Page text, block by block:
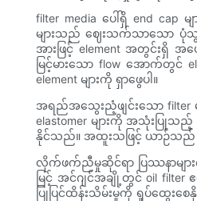
filter media ပေါ်ရှိ end
များသည် ဈေးသက်သာသော ပုံသွ
အားဖြင့် element အတွင်းရှိ
မြင့်မားသော flow အောက်တွင်
element များကို ရှာဖွေပါ။
အရည်အသွေးညံ့ဖျင်းသော filter
elastomer များကို အသုံးပြုသ
နိုင်သည်။ အထူးသဖြင့် ယာဉ်သည် ရာ
လိုက်ဖက်ညီမှုဆိုင်ရာ ပြဿနာမျာ
မြင့် အင်ဂျင်အချို့တွင် oil filter
ပြုပြင်ထိန်းသိမ်းမှုကို ရှုပ်ထွေး